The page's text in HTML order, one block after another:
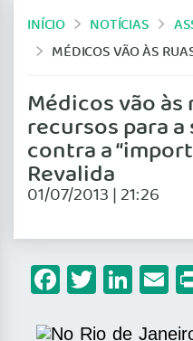
INÍCIO NOTÍCIAS
MÉDICOS VÃO ÀS RUAS POR MAIS RECURSOS PARA A SAÚDE PÚBLICA E CONTRA A
Médicos vão às
recursos para
contra a
Revalida
01/07/2013 | 21:26
Facebook
Twitter